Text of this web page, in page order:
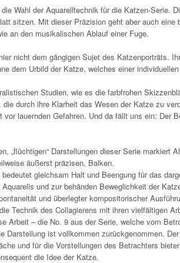
Wahl der Aquarelltechnik für die Katzen-
sitzen. Mit dieser Präzision geht aber auch
an den musikalischen Ablauf einer Fuge.
nicht dem gängigen Sujet des Katzenporträts.
dem Urbild der Katze, welches einer
Studien, wie es die farbfrohen
die durch ihre Klarheit das Wesen der Katze zu
lauernden Gefahren. Und da fällt uns ein: Der
„flüchtigen“ Darstellungen dieser Serie
äußerst präzisen, Balken.
gleichsam Halt und Beengung für das
und zur behänden Beweglichkeit der
und überlegter kompositorischer
Technik des Collagierens mit ihren vielfältigen
Arbeit – die No. 9 aus der Serie, welche vom
Darstellung ist vollkommen zurückgenommen.
und für die Vorstellungen des Betrachters
die Idee der Katze.